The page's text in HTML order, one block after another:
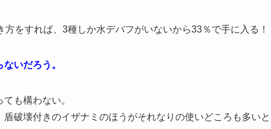
をすれば、3種しか水デバフがいないから33％で手に入る！
いだろう。
も構わない。
破壊付きのイザナミのほうがそれなりの使いどころも多いと